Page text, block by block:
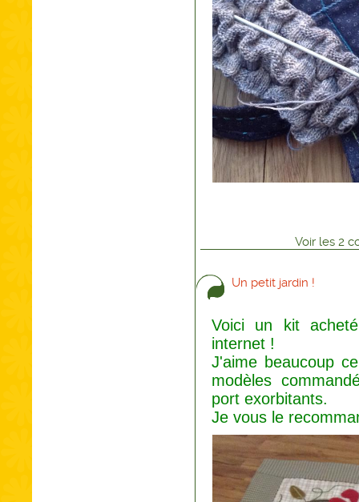
Voir les 2
Un petit jardin !
Voici un kit
internet !
J'aime beaucoup
modèles
port exorbitants.
Je vous le